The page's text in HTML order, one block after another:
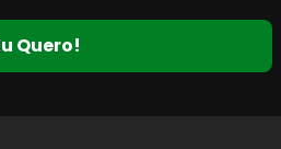
Quero!